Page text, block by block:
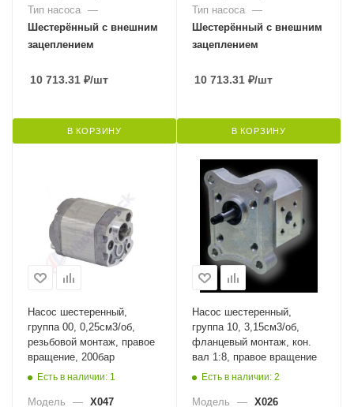
Тип насоса —
Шестерённый с внешним
зацеплением
10 713.31 ₽/шт
В КОРЗИНУ
Тип насоса —
Шестерённый с внешним
зацеплением
10 713.31 ₽/шт
В КОРЗИНУ
Насос шестеренный,
группа 00, 0,25см3/об,
резьбовой монтаж, правое
вращение, 200бар
Есть в наличии: 1
Модель — X047
Насос шестеренный,
группа 10, 3,15см3/об,
фланцевый монтаж, кон.
вал 1:8, правое вращение
Есть в наличии: 2
Модель — X026